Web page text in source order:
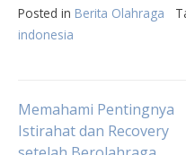
Posted in Berita Olahraga
indonesia
Post
Memahami Pentingnya
Istirahat dan Recovery